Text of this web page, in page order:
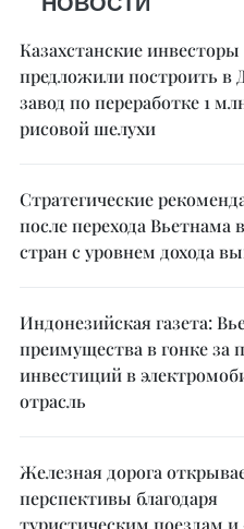
Казахстанские инвесторы
предложили построить в
завод по переработке 1
рисовой шелухи
Стратегические
после перехода Вьетнама
стран с уровнем дохода
Индонезийская газета:
преимущества в гонке за
инвестиций в
отрасль
Железная дорога
перспективы благодаря
туристическим поездам и